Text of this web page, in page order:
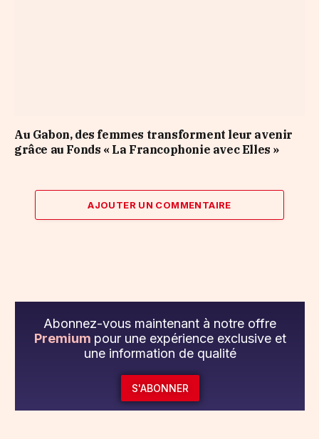
Au Gabon, des femmes transforment leur avenir
grâce au Fonds « La Francophonie avec Elles »
AJOUTER UN COMMENTAIRE
Abonnez-vous maintenant à notre offre
Premium pour une expérience exclusive et
une information de qualité
S'ABONNER